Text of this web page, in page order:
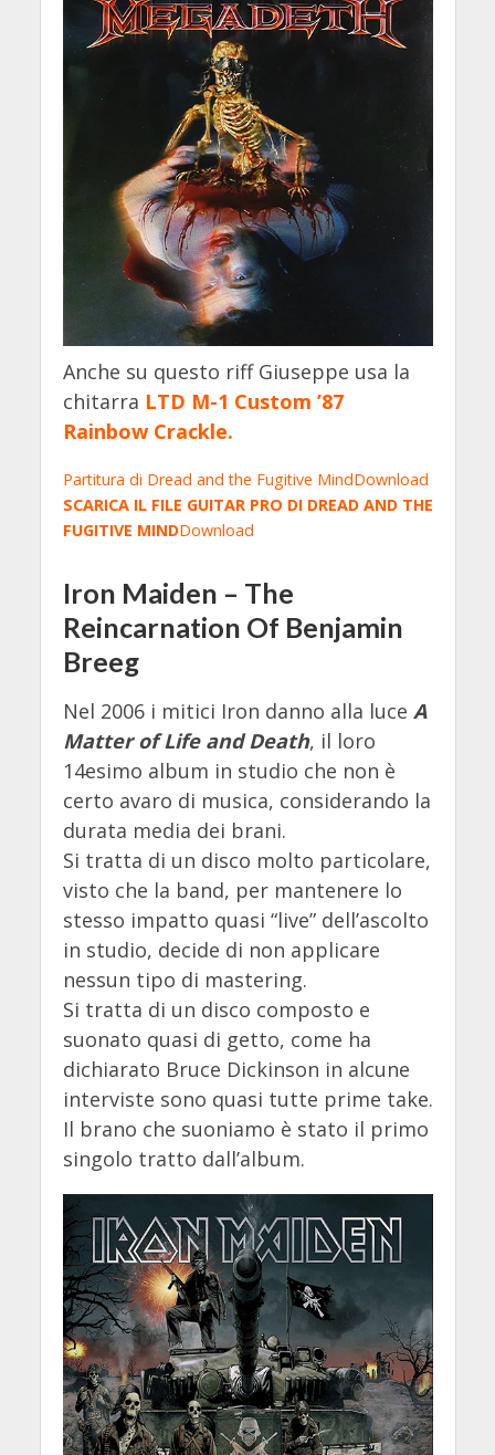
Anche su questo riff Giuseppe usa la
chitarra LTD M-1 Custom ’87
Rainbow Crackle.
Partitura di Dread and the Fugitive MindDownload
SCARICA IL FILE GUITAR PRO DI DREAD AND THE
FUGITIVE MINDDownload
Iron Maiden – The
Reincarnation Of Benjamin
Breeg
Nel 2006 i mitici Iron danno alla luce A
Matter of Life and Death, il loro
14esimo album in studio che non è
certo avaro di musica, considerando la
durata media dei brani.
Si tratta di un disco molto particolare,
visto che la band, per mantenere lo
stesso impatto quasi “live” dell’ascolto
in studio, decide di non applicare
nessun tipo di mastering.
Si tratta di un disco composto e
suonato quasi di getto, come ha
dichiarato Bruce Dickinson in alcune
interviste sono quasi tutte prime take.
Il brano che suoniamo è stato il primo
singolo tratto dall’album.